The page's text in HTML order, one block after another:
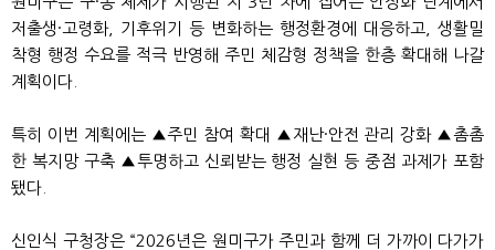
저출생·고령화, 기후위기 등 변화하는 행정환경에 대응하고, 생활밀
착형 행정 수요를 적극 반영해 주민 체감형 정책을 한층 확대해 나갈
계획이다.
특히 이번 계획에는 ▲주민 참여 확대 ▲재난·안전 관리 강화 ▲촘촘
한 복지망 구축 ▲투명하고 신뢰받는 행정 실현 등 중점 과제가 포함
됐다.
신인식 구청장은 “2026년은 원미구가 주민과 함께 더 가까이 다가가